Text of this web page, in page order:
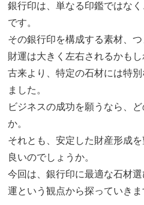
銀行印は、単なる印鑑ではな
です。
その銀行印を構成する素材、
財運は大きく左右されるかもし
古来より、特定の石材には特
ました。
ビジネスの成功を願うなら、
か。
それとも、安定した財産形成
良いのでしょうか。
今回は、銀行印に最適な石材
運という観点から探っていきま